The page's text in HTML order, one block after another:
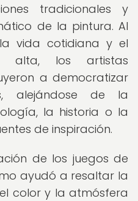
tradicionales y
de la pintura. Al
vida cotidiana y el
los artistas
a democratizar
alejándose de la
la historia o la
de inspiración.
de los juegos de
ayudó a resaltar la
color y la atmósfera